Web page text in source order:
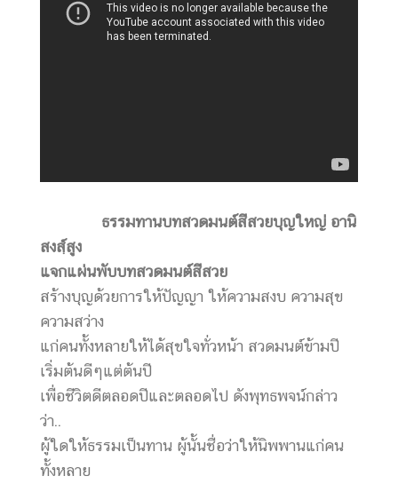
ธรรมทานบทสวดมนต์สีสวยบุญใหญ่ อานิ
สงสฺ์สูง
แจกแผ่นพับบทสวดมนต์สีสวย
สร้างบุญด้วยการให้ปัญญา ให้ความสงบ ความสุข
ความสว่าง
แก่คนทั้งหลายให้ได้สุขใจทั่วหน้า สวดมนต์ข้ามปี
เริ่มต้นดีๆแต่ต้นปี
เพื่อชีวิตดีตลอดปีและตลอดไป ดังพุทธพจน์กล่าว
ว่า..
ผู้ใดให้ธรรมเป็นทาน ผู้นั้นชื่อว่าให้นิพพานแก่คน
ทั้งหลาย